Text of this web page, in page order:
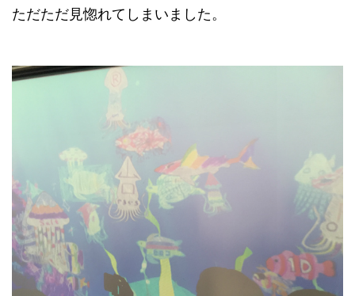
ただただ見惚れてしまいました。